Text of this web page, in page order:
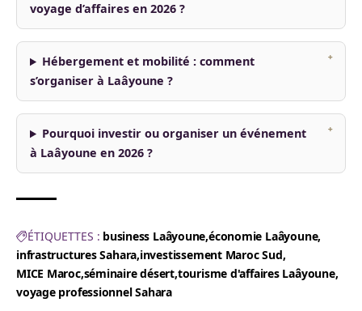
voyage d’affaires en 2026 ?
Hébergement et mobilité : comment
s’organiser à Laâyoune ?
Pourquoi investir ou organiser un événement
à Laâyoune en 2026 ?
ÉTIQUETTES : business Laâyouneéconomie Laâyoune
infrastructures Sahara investissement Maroc Sud
MICE Maroc séminaire désert tourisme d'affaires Laâyoune
voyage professionnel Sahara